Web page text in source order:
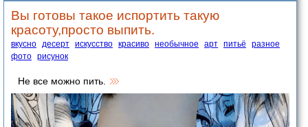
Вы готовы такое испортить такую
красоту,просто выпить.
вкусно десерт искусство красиво необычное арт питьё
разное
фото рисунок
Не все можно пить.